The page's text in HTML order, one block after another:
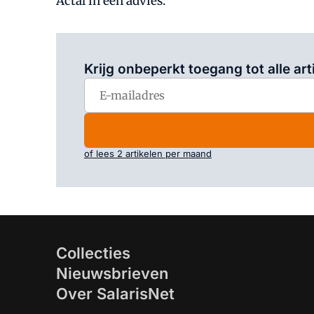
Krijg onbeperkt toegang tot alle
of lees 2 artikelen per maand
Collecties
Nieuwsbrieven
Over SalarisNet